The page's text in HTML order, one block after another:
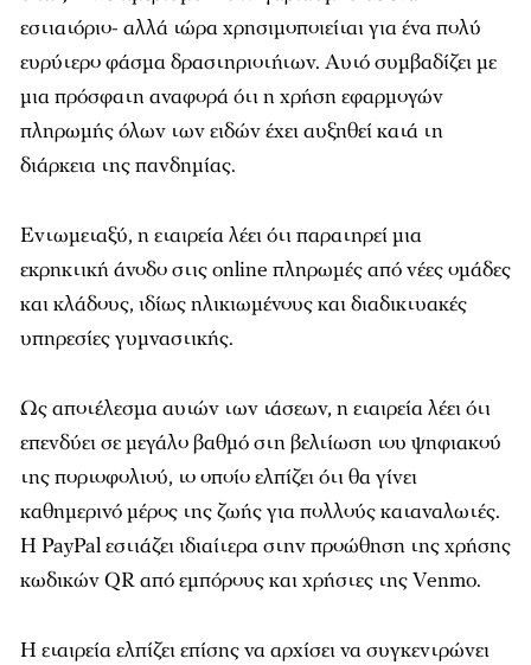
εστιατόριο- αλλά τώρα χρησιμοποιείται για ένα πολύ
ευρύτερο φάσμα δραστηριοτήτων. Αυτό συμβαδίζει με
μια πρόσφατη αναφορά ότι η χρήση εφαρμογών
πληρωμής όλων των ειδών έχει αυξηθεί κατά τη
διάρκεια της πανδημίας.
Εντωμεταξύ, η εταιρεία λέει ότι παρατηρεί μια
εκρηκτική άνοδο στις online πληρωμές από νέες ομάδες
και κλάδους, ιδίως ηλικιωμένους και διαδικτυακές
υπηρεσίες γυμναστικής.
Ως αποτέλεσμα αυτών των τάσεων, η εταιρεία λέει ότι
επενδύει σε μεγάλο βαθμό στη βελτίωση του ψηφιακού
της πορτοφολιού, το οποίο ελπίζει ότι θα γίνει
καθημερινό μέρος της ζωής για πολλούς καταναλωτές.
Η PayPal εστιάζει ιδιαίτερα στην προώθηση της χρήσης
κωδικών QR από εμπόρους και χρήστες της Venmo.
Η εταιρεία ελπίζει επίσης να αρχίσει να συγκεντρώνει